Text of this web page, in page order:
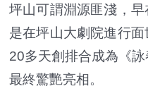
坪山可謂淵源匪淺，
是在坪山大劇院進行面
20多天創排合成為《
最終驚艷亮相。